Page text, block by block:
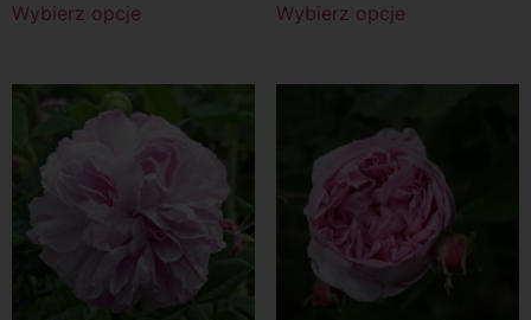
Wybierz opcje Wybierz opcje